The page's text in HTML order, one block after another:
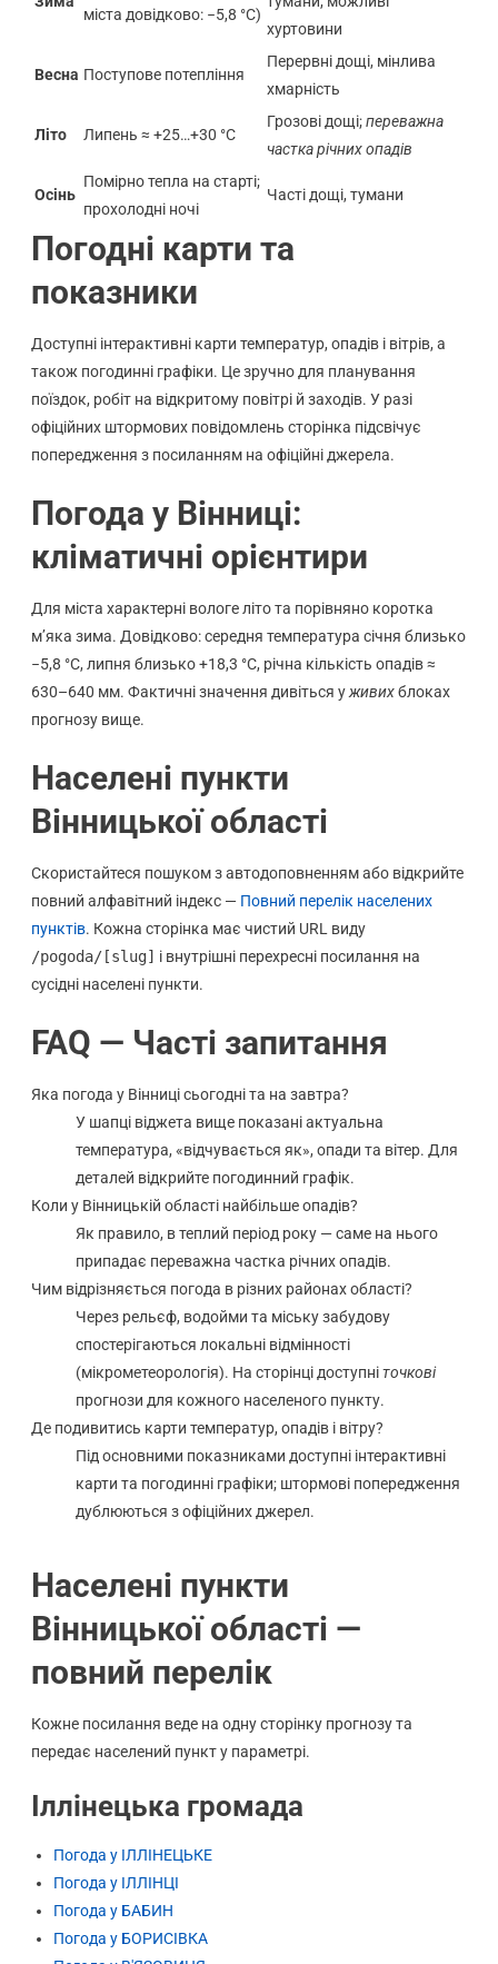
міста довідково: −5,8 °C)
хуртовини
Весна Поступове потепління
Перервні дощі, мінлива
хмарність
Літо Липень ≈ +25…+30 °C
Грозові дощі;переважна
частка річних опадів
Осінь
Помірно тепла на старті;
прохолодні ночі
Часті дощі, тумани
Погодні карти та
показники
Доступні інтерактивні карти температур, опадів і вітрів, а
також погодинні графіки. Це зручно для планування
поїздок, робіт на відкритому повітрі й заходів. У разі
офіційних штормових повідомлень сторінка підсвічує
попередження з посиланням на офіційні джерела.
Погода у Вінниці:
кліматичні орієнтири
Для міста характерні вологе літо та порівняно коротка
м’яка зима. Довідково: середня температура січня близько
−5,8 °C, липня близько +18,3 °C, річна кількість опадів ≈
630–640 мм. Фактичні значення дивіться уживихблоках
прогнозу вище.
Населені пункти
Вінницької області
Скористайтеся пошуком з автодоповненням або відкрийте
повний алфавітний індекс — Повний перелік населених
пунктів. Кожна сторінка має чистий URL виду
/pogoda/[slug] і внутрішні перехресні посилання на
сусідні населені пункти.
FAQ — Часті запитання
Яка погода у Вінниці сьогодні та на завтра?
У шапці віджета вище показані актуальна
температура, «відчувається як», опади та вітер. Для
деталей відкрийте погодинний графік.
Коли у Вінницькій області найбільше опадів?
Як правило, в теплий період року — саме на нього
припадає переважна частка річних опадів.
Чим відрізняється погода в різних районах області?
Через рельєф, водойми та міську забудову
спостерігаються локальні відмінності
(мікрометеорологія). На сторінці доступніточкові
прогнози для кожного населеного пункту.
Де подивитись карти температур, опадів і вітру?
Під основними показниками доступні інтерактивні
карти та погодинні графіки; штормові попередження
дублюються з офіційних джерел.
Населені пункти
Вінницької області —
повний перелік
Кожне посилання веде на одну сторінку прогнозу та
передає населений пункт у параметрі.
Іллінецька громада
Погода у ІЛЛІНЕЦЬКЕ
Погода у ІЛЛІНЦІ
Погода у БАБИН
Погода у БОРИСІВКА